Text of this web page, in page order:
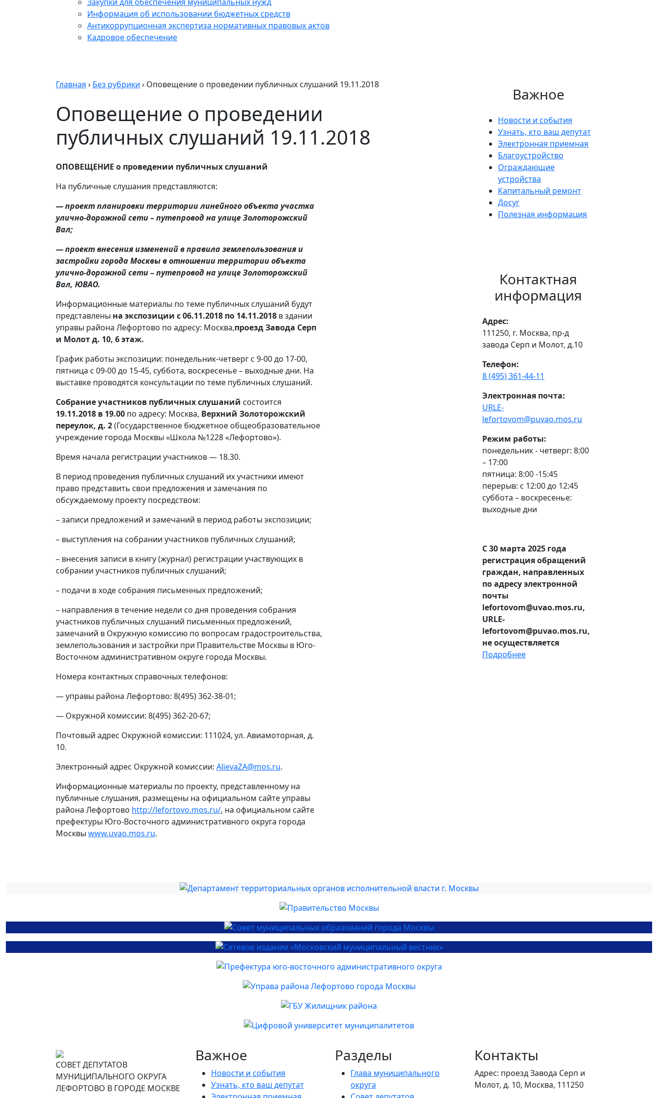
Информация об использовании бюджетных средств
Антикоррупционная экспертиза нормативных правовых актов
Кадровое обеспечение
Главная › Без рубрики › Оповещение о проведении публичных слушаний 19.11.2018
Оповещение о проведении
публичных слушаний 19.11.2018
ОПОВЕЩЕНИЕ о проведении публичных слушаний
На публичные слушания представляются:
— проект планировки территории линейного объекта участка
улично-дорожной сети – путепровод на улице Золоторожский
Вал;
— проект внесения изменений в правила землепользования и
застройки города Москвы в отношении территории объекта
улично-дорожной сети – путепровод на улице Золоторожский
Вал, ЮВАО.
Информационные материалы по теме публичных слушаний будут
представлены на экспозиции с 06.11.2018 по 14.11.2018 в здании
управы района Лефортово по адресу: Москва,проезд Завода Серп
и Молот д. 10, 6 этаж.
График работы экспозиции: понедельник-четверг с 9-00 до 17-00,
пятница с 09-00 до 15-45, суббота, воскресенье – выходные дни. На
выставке проводятся консультации по теме публичных слушаний.
Собрание участников публичных слушаний состоится
19.11.2018 в 19.00 по адресу: Москва, Верхний Золоторожский
переулок, д. 2(Государственное бюджетное общеобразовательное
учреждение города Москвы «Школа №1228 «Лефортово»).
Время начала регистрации участников — 18.30.
В период проведения публичных слушаний их участники имеют
право представить свои предложения и замечания по
обсуждаемому проекту посредством:
– записи предложений и замечаний в период работы экспозиции;
– выступления на собрании участников публичных слушаний;
– внесения записи в книгу (журнал) регистрации участвующих в
собрании участников публичных слушаний;
– подачи в ходе собрания письменных предложений;
– направления в течение недели со дня проведения собрания
участников публичных слушаний письменных предложений,
замечаний в Окружную комиссию по вопросам градостроительства,
землепользования и застройки при Правительстве Москвы в Юго-
Восточном административном округе города Москвы.
Номера контактных справочных телефонов:
— управы района Лефортово: 8(495) 362-38-01;
— Окружной комиссии: 8(495) 362-20-67;
Почтовый адрес Окружной комиссии: 111024, ул. Авиамоторная, д.
10.
Электронный адрес Окружной комиссии: AlievaZA@mos.ru.
Информационные материалы по проекту, представленному на
публичные слушания, размещены на официальном сайте управы
района Лефортово http://lefortovo.mos.ru/, на официальном сайте
префектуры Юго-Восточного административного округа города
Москвы www.uvao.mos.ru.
Важное
Новости и события
Узнать, кто ваш депутат
Электронная приемная
Благоустройство
Ограждающие
устройства
Капитальный ремонт
Досуг
Полезная информация
Контактная
информация
Адрес:
111250, г. Москва, пр-д
завода Серп и Молот, д.10
Телефон:
8 (495) 361-44-11
Электронная почта:
URLE-
lefortovom@puvao.mos.ru
Режим работы:
понедельник - четверг: 8:00
– 17:00
пятница: 8:00 -15:45
перерыв: с 12:00 до 12:45
суббота – воскресенье:
выходные дни
С 30 марта 2025 года
регистрация обращений
граждан, направленных
по адресу электронной
почты
lefortovom@uvao.mos.ru,
URLE-
lefortovom@puvao.mos.ru,
не осуществляется
Подробнее
СОВЕТ ДЕПУТАТОВ
МУНИЦИПАЛЬНОГО ОКРУГА
ЛЕФОРТОВО В ГОРОДЕ МОСКВЕ
Важное
Новости и события
Узнать, кто ваш депутат
Разделы
Глава муниципального
округа
Контакты
Адрес: проезд Завода Серп и
Молот, д. 10, Москва, 111250